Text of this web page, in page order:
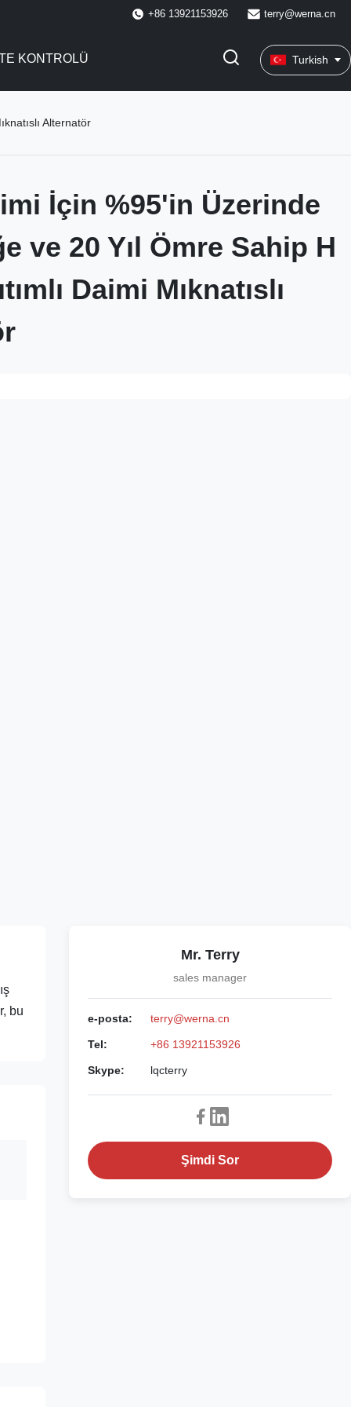
+86 13921153926 terry@werna.cn
KONTROLÜ Turkish
Alternatör
İçin %95'in Üzerinde
ve 20 Yıl Ömre Sahip H
Daimi Mıknatıslı
bu
Mr. Terry
sales manager
e-posta: terry@werna.cn
Tel: +86 13921153926
Skype: lqcterry
Şimdi Sor